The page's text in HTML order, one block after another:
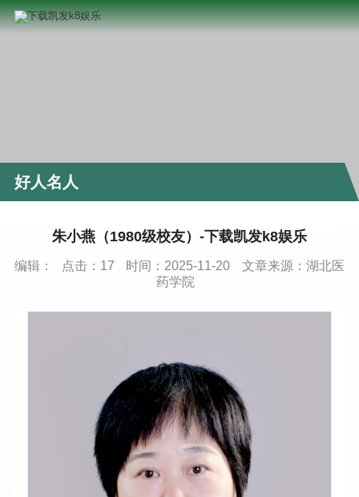
好人名人
朱小燕（1980级校友）-下载凯发k8娱乐
编辑： 点击： 17 时间：2025-11-20
文章来源：湖北医
药学院